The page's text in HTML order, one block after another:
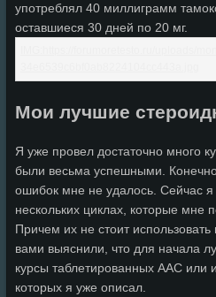
употреблял 40 миллиграмм
оставшиеся 30 дней по 20 мг.
Мои лучшие
Я уже провел достаточно много
были весьма успешными.
ошибок мне не удалось. Сейчас
нескольких циклах, которые мне
Причем их не стоит
вами выяснили, что для начала
курсы таблетированных ААС или
которых я уже описал.